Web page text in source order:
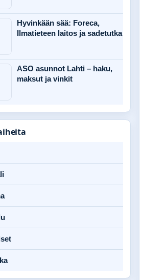
Hyvinkään sää: Foreca,
Ilmatieteen laitos ja sadetutka
ASO asunnot Lahti – haku,
maksut ja vinkit